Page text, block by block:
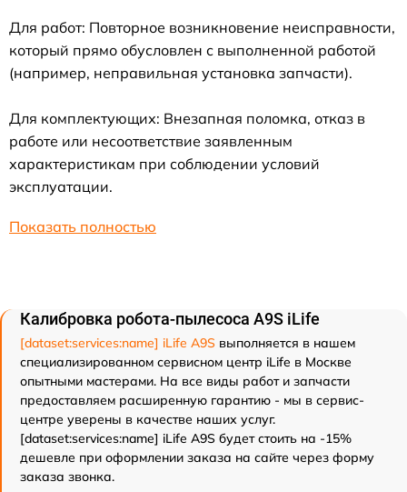
Для работ: Повторное возникновение неисправности,
который прямо обусловлен с выполненной работой
(например, неправильная установка запчасти).
Для комплектующих: Внезапная поломка, отказ в
работе или несоответствие заявленным
характеристикам при соблюдении условий
эксплуатации.
Показать полностью
Калибровка робота-пылесоса A9S iLife
[dataset:services:name] iLife A9S выполняется в нашем
специализированном сервисном центр iLife в Москве
опытными мастерами. На все виды работ и запчасти
предоставляем расширенную гарантию - мы в сервис-
центре уверены в качестве наших услуг.
[dataset:services:name] iLife A9S будет стоить на -15%
дешевле при оформлении заказа на сайте через форму
заказа звонка.